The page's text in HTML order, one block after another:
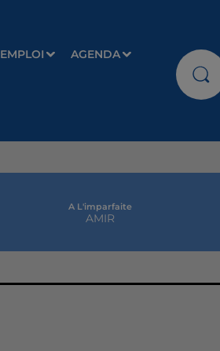
EMPLOI AGENDA
A L'imparfaite
AMIR